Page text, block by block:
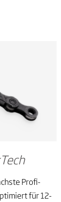
Profi-
für 12-